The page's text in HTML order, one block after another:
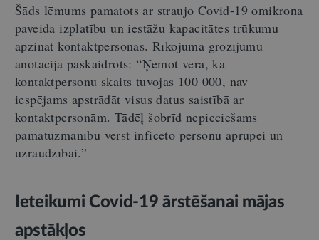
Šāds lēmums pamatots ar straujo Covid-19 omikrona
paveida izplatību un iestāžu kapacitātes trūkumu
apzināt kontaktpersonas. Rīkojuma grozījumu
anotācijā paskaidrots: “Ņemot vērā, ka
kontaktpersonu skaits tuvojas 100 000, nav
iespējams apstrādāt visus datus saistībā ar
kontaktpersonām. Tādēļ šobrīd nepieciešams
pamatuzmanību vērst inficēto personu aprūpei un
uzraudzībai.”
Ieteikumi Covid-19 ārstēšanai mājas
apstākļos